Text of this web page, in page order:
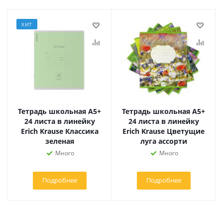
ХИТ
Тетрадь школьная А5+
24 листа в линейку
Erich Krause Классика
зеленая
Много
Подробнее
Тетрадь школьная А5+
24 листа в линейку
Erich Krause Цветущие
луга ассорти
Много
Подробнее